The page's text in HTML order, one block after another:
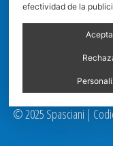
© 2025 Spasciani |
efectividad de la